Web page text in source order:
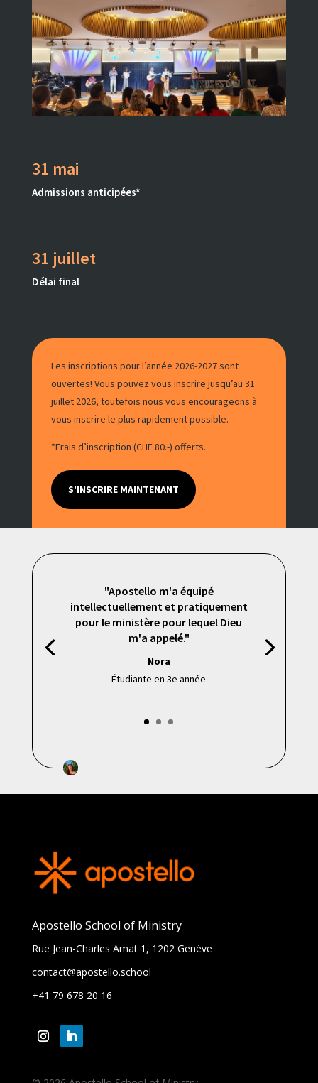
31 mai
Admissions anticipées*
31 juillet
Délai final
Les inscriptions pour l’année 2026-2027 sont
ouvertes! Vous pouvez vous inscrire jusqu’au 31
juillet 2026, toutefois nous vous encourageons à
vous inscrire le plus rapidement possible.
*Frais d’inscription (CHF 80.-) offerts.
S'INSCRIRE MAINTENANT
"Apostello m'a équipé
intellectuellement et pratiquement
pour le ministère pour lequel Dieu
m'a appelé."
Nora
Étudiante en 3e année
Apostello School of Ministry
Rue Jean-Charles Amat 1, 1202 Genève
contact@apostello.school
+41 79 678 20 16